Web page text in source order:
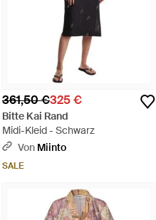
361,50 €325 €
Bitte Kai Rand
Midi-Kleid - Schwarz
Von Miinto
SALE